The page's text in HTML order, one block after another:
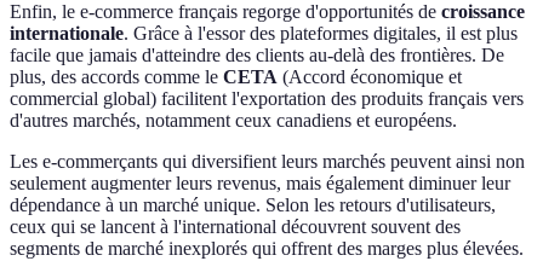
Enfin, le e-commerce français regorge d'opportunités de croissance
internationale. Grâce à l'essor des plateformes digitales, il est plus
facile que jamais d'atteindre des clients au-delà des frontières. De
plus, des accords comme le CETA (Accord économique et
commercial global) facilitent l'exportation des produits français vers
d'autres marchés, notamment ceux canadiens et européens.
Les e-commerçants qui diversifient leurs marchés peuvent ainsi non
seulement augmenter leurs revenus, mais également diminuer leur
dépendance à un marché unique. Selon les retours d'utilisateurs,
ceux qui se lancent à l'international découvrent souvent des
segments de marché inexplorés qui offrent des marges plus élevées.